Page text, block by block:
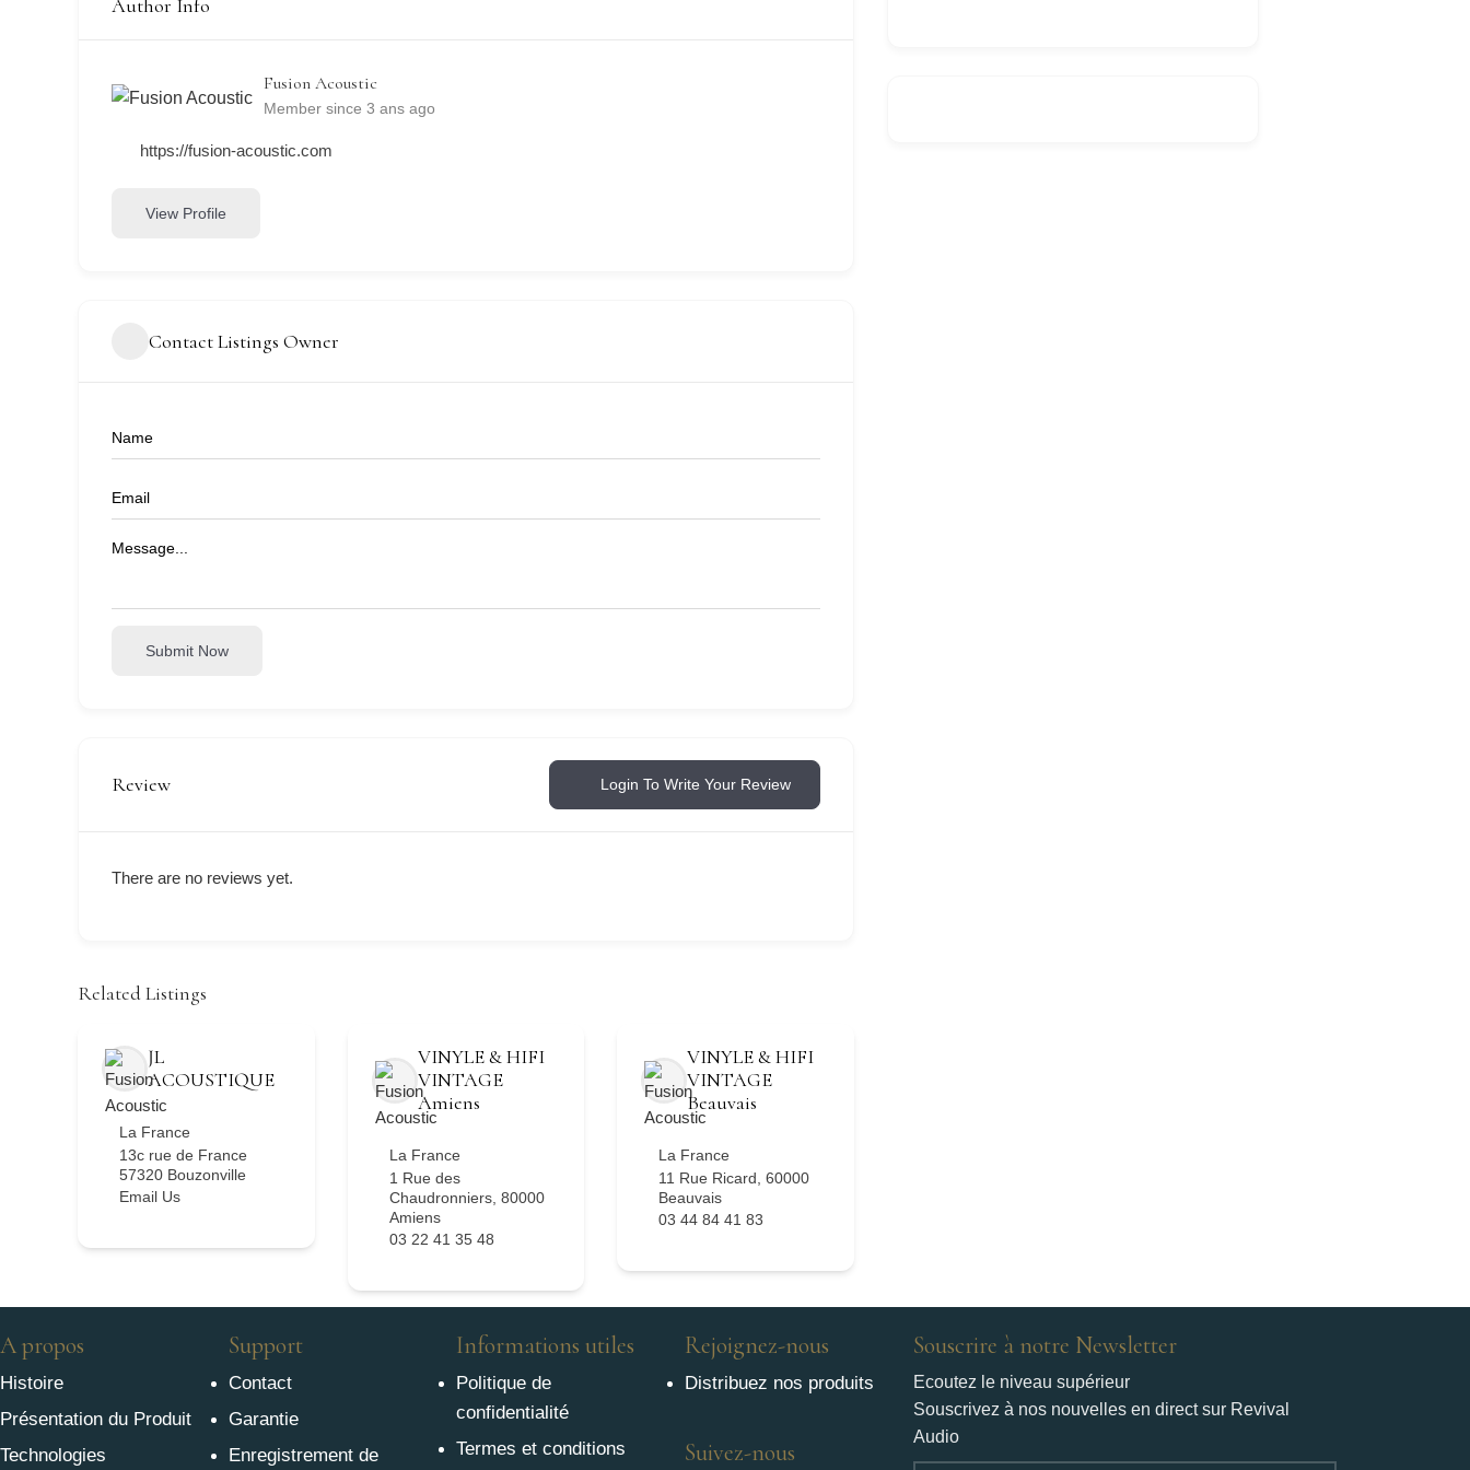
Author Info
Fusion Acoustic
Member since 3 ans ago
https://fusion-acoustic.com
View Profile
Contact Listings Owner
Submit Now
Review Login To Write Your Review
There are no reviews yet.
Related Listings
JL
ACOUSTIQUE
La France
13c rue de France
57320 Bouzonville
Email Us
VINYLE & HIFI
VINTAGE
Amiens
La France
1 Rue des
Chaudronniers, 80000
Amiens
03 22 41 35 48
VINYLE & HIFI
VINTAGE
Beauvais
La France
11 Rue Ricard, 60000
Beauvais
03 44 84 41 83
A propos
Histoire
Présentation du Produit
Technologies
Support
Contact
Garantie
Enregistrement de
Informations utiles
Politique de
confidentialité
Termes et conditions
Rejoignez-nous
Distribuez nos produits
Suivez-nous
Souscrire à notre Newsletter
Ecoutez le niveau supérieur
Souscrivez à nos nouvelles en direct sur Revival
Audio